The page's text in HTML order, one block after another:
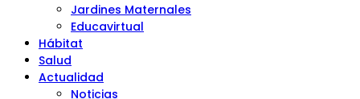
Jardines Maternales
Educavirtual
Hábitat
Salud
Actualidad
Noticias